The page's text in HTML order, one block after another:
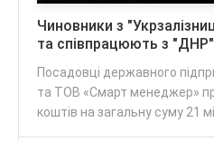
Чиновники з
та співпрацюють з
Посадовці державного
та ТОВ «Смарт менеджер»
коштів на загальну суму 21